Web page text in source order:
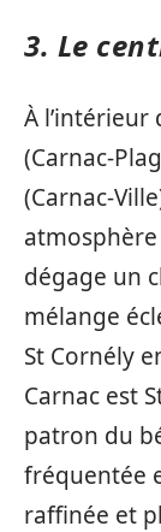
3. Le
À l’intérieur
(Carnac-
(Carnac-
dégage un
mélange
St Cornély
Carnac est
patron du
fréquentée
raffinée et